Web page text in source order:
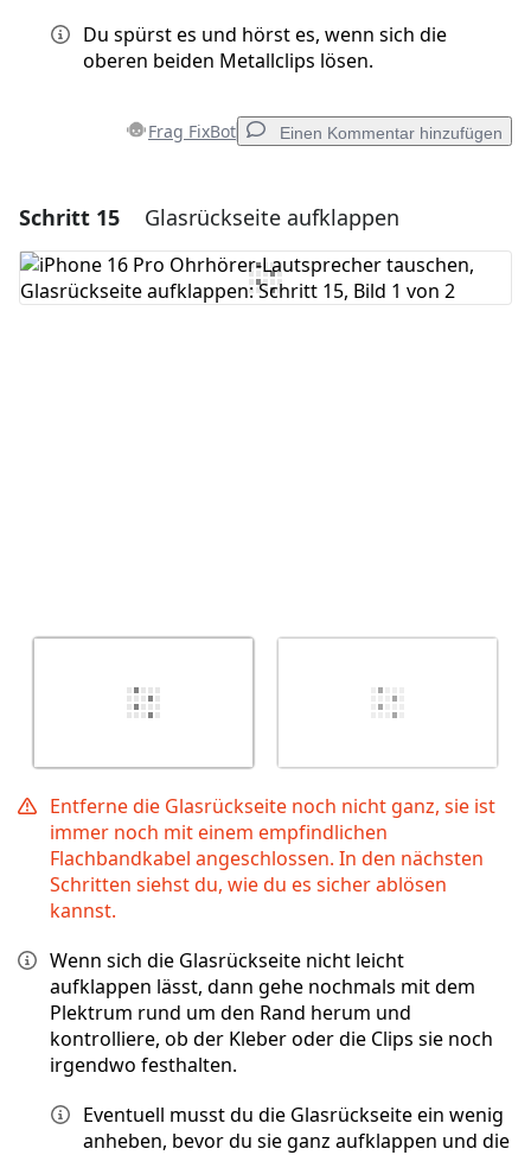
Du spürst es und hörst es, wenn sich die
oberen beiden Metallclips lösen.
Frag FixBot Einen Kommentar hinzufügen
Einen Kommentar hinzufügen
Kommentar hinzufügen
Schritt 15 Glasrückseite aufklappen
Entferne die Glasrückseite noch nicht ganz, sie ist
immer noch mit einem empfindlichen
Flachbandkabel angeschlossen. In den nächsten
Schritten siehst du, wie du es sicher ablösen
kannst.
Wenn sich die Glasrückseite nicht leicht
aufklappen lässt, dann gehe nochmals mit dem
Plektrum rund um den Rand herum und
kontrolliere, ob der Kleber oder die Clips sie noch
irgendwo festhalten.
Eventuell musst du die Glasrückseite ein wenig
anheben, bevor du sie ganz aufklappen und die